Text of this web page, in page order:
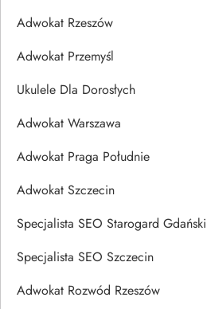
Adwokat Rzeszów
Adwokat Przemyśl
Ukulele Dla Dorosłych
Adwokat Warszawa
Adwokat Praga Południe
Adwokat Szczecin
Specjalista SEO Starogard Gdański
Specjalista SEO Szczecin
Adwokat Rozwód Rzeszów